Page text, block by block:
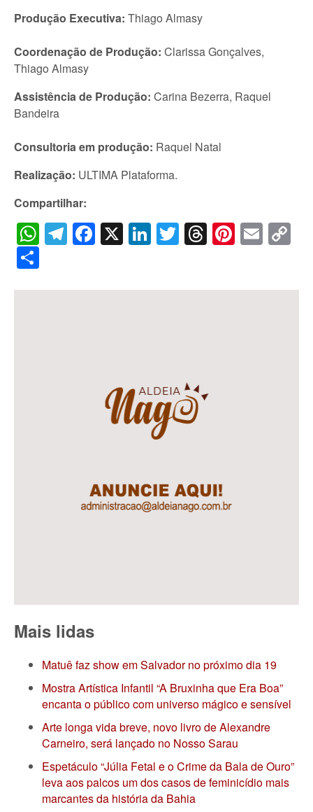
Produção Executiva: Thiago Almasy
Coordenação de Produção: Clarissa Gonçalves,
Thiago Almasy
Assistência de Produção: Carina Bezerra, Raquel
Bandeira
Consultoria em produção: Raquel Natal
Realização: ULTIMA Plataforma.
Compartilhar:
WhatsApp
Telegram
Facebook
X LinkedIn
Twitter
Threads
Mais lidas
Matuê faz show em Salvador no próximo dia 19
Mostra Artística Infantil “A Bruxinha que Era Boa”
encanta o público com universo mágico e sensível
Arte longa vida breve, novo livro de Alexandre
Carneiro, será lançado no Nosso Sarau
Espetáculo “Júlia Fetal e o Crime da Bala de Ouro”
leva aos palcos um dos casos de feminicídio mais
marcantes da história da Bahia